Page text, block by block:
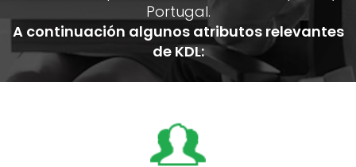
Portugal.
A continuación algunos atributos relevantes
de KDL: